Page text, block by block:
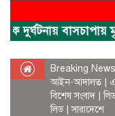
বাসচাপায় মৃত্যুর
Breaking News
আইন-আদালত
বিশেষ সংবাদ|
লিড|সারাদেশে